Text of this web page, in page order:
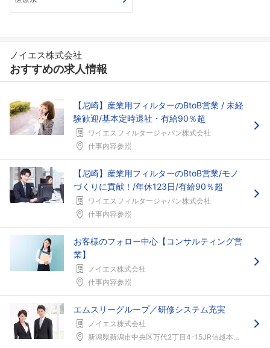
ノイエス株式会社
おすすめの求人情報
【尼崎】産業用フィルターのBtoB営業 / 未経
験歓迎/基本定時退社・有給90％超
ワイエスフィルタージャパン株式会社
仕事内容参照
【尼崎】産業用フィルターのBtoB営業/モノ
づくりに貢献！/年休123日/有給90％超
ワイエスフィルタージャパン株式会社
仕事内容参照
お客様のフォロー中心【コンサルティング営
業】
ノイエス株式会社
仕事内容参照
エムスリーグループ／研修システム充実
ノイエス株式会社
新潟県新潟市中央区万代2丁目4-15JR信越本線「...